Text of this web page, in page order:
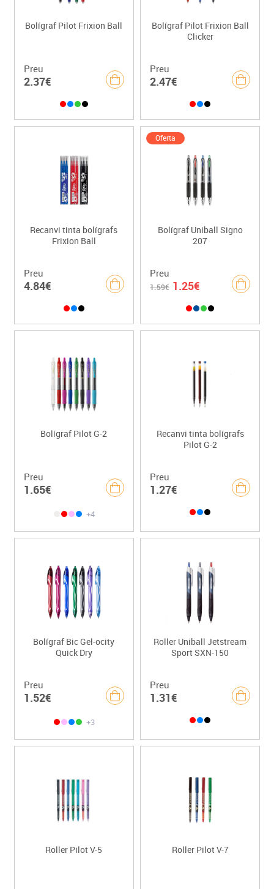
Bolígraf Pilot Frixion Ball
Preu
2.37€
Bolígraf Pilot Frixion Ball
Clicker
Preu
2.47€
Recanvi tinta bolígrafs
Frixion Ball
Preu
4.84€
Oferta
Bolígraf Uniball Signo
207
Preu
1.59€ 1.25€
Bolígraf Pilot G-2
Preu
1.65€
+4
Recanvi tinta bolígrafs
Pilot G-2
Preu
1.27€
Bolígraf Bic Gel-ocity
Quick Dry
Preu
1.52€
+3
Roller Uniball Jetstream
Sport SXN-150
Preu
1.31€
Roller Pilot V-5 Roller Pilot V-7